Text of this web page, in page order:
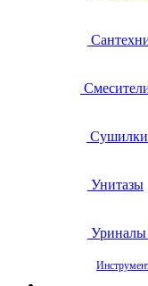
Сушилки
Унитазы
Уриналы